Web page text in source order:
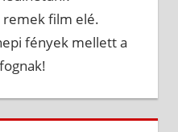
remek film elé.
fények mellett a